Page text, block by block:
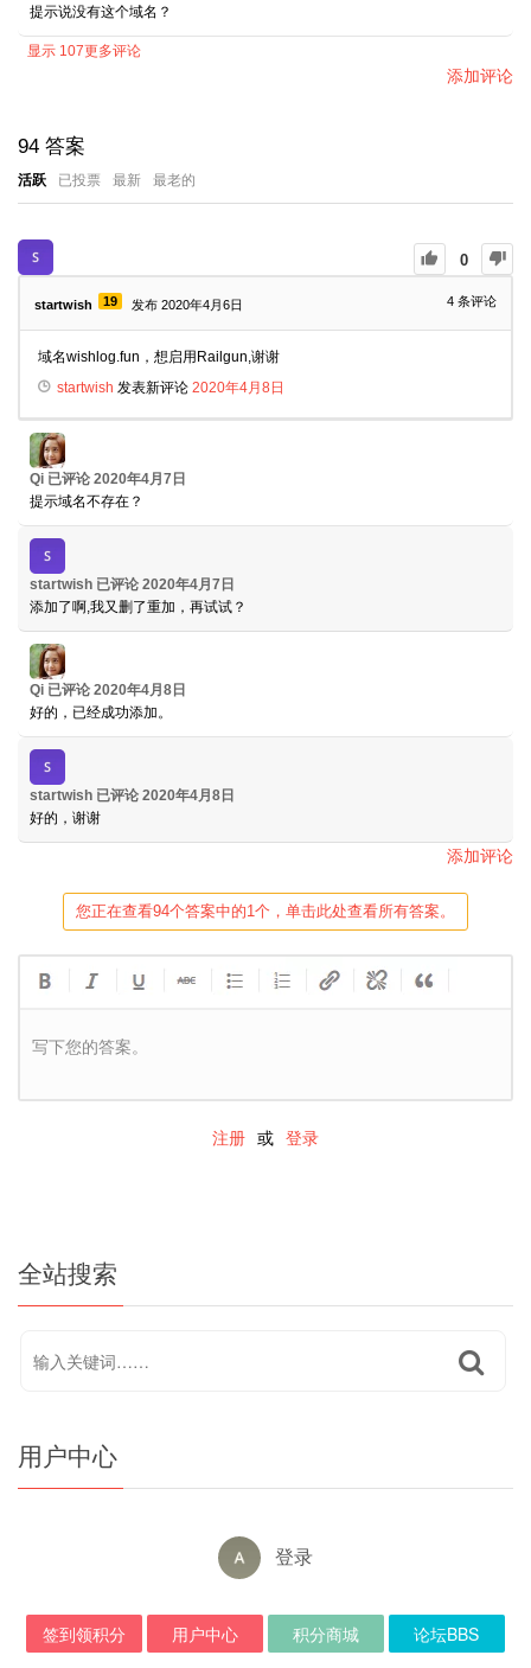
提示说没有这个域名？
显示 107更多评论
添加评论
94 答案
活跃 已投票 最新 最老的
0
startwish 19 发布 2020年4月6日 4 条评论
域名wishlog.fun，想启用Railgun,谢谢
startwish 发表新评论 2020年4月8日
Qi 已评论 2020年4月7日
提示域名不存在？
startwish 已评论 2020年4月7日
添加了啊,我又删了重加，再试试？
Qi 已评论 2020年4月8日
好的，已经成功添加。
startwish 已评论 2020年4月8日
好的，谢谢
添加评论
您正在查看94个答案中的1个，单击此处查看所有答案。
写下您的答案。
注册 或 登录
全站搜索
用户中心
登录
签到领积分 用户中心 积分商城 论坛BBS